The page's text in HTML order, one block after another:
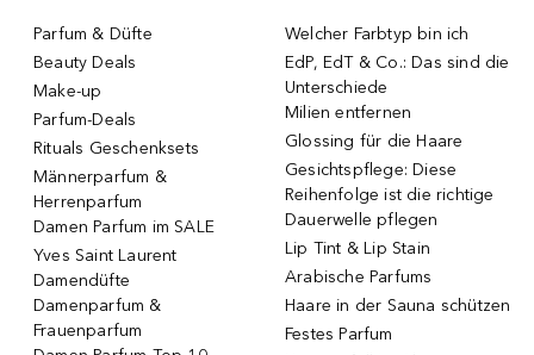
Parfum & Düfte
Beauty Deals
Make-up
Parfum-Deals
Rituals Geschenksets
Männerparfum &
Herrenparfum
Damen Parfum im SALE
Yves Saint Laurent
Damendüfte
Damenparfum &
Frauenparfum
Welcher Farbtyp bin ich
EdP, EdT & Co.: Das sind die
Unterschiede
Milien entfernen
Glossing für die Haare
Gesichtspflege: Diese
Reihenfolge ist die richtige
Dauerwelle pflegen
Lip Tint & Lip Stain
Arabische Parfums
Haare in der Sauna schützen
Festes Parfum